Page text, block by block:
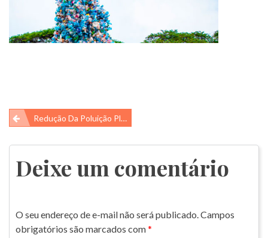
Navegação
de
Post
Redução Da Poluição Plástica
Deixe um comentário
O seu endereço de e-mail não será publicado.Campos
obrigatórios são marcados com*